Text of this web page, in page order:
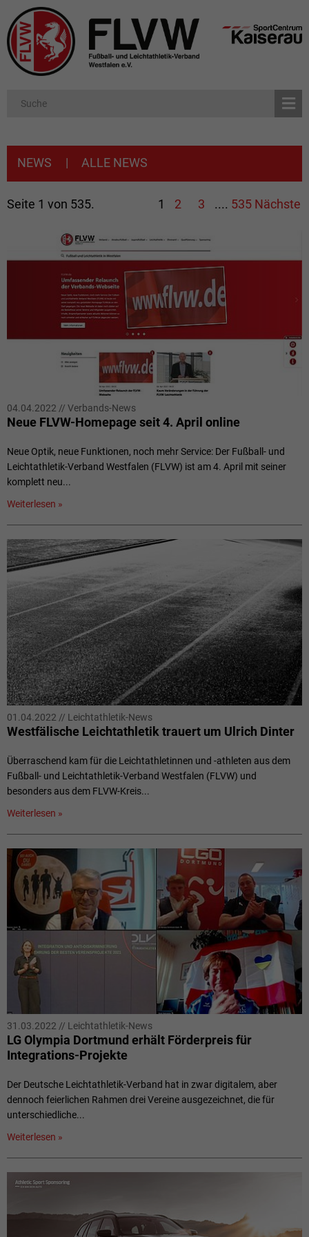
NEWS | ALLE NEWS
Seite 1 von 535. 1 2 3 .... 535 Nächste
04.04.2022 // Verbands-News
Neue FLVW-Homepage seit 4. April online
Neue Optik, neue Funktionen, noch mehr Service: Der Fußball- und
Leichtathletik-Verband Westfalen (FLVW) ist am 4. April mit seiner
komplett neu...
Weiterlesen »
01.04.2022 // Leichtathletik-News
Westfälische Leichtathletik trauert um Ulrich Dinter
Überraschend kam für die Leichtathletinnen und -athleten aus dem
Fußball- und Leichtathletik-Verband Westfalen (FLVW) und
besonders aus dem FLVW-Kreis...
Weiterlesen »
31.03.2022 // Leichtathletik-News
LG Olympia Dortmund erhält Förderpreis für
Integrations-Projekte
Der Deutsche Leichtathletik-Verband hat in zwar digitalem, aber
dennoch feierlichen Rahmen drei Vereine ausgezeichnet, die für
unterschiedliche...
Weiterlesen »